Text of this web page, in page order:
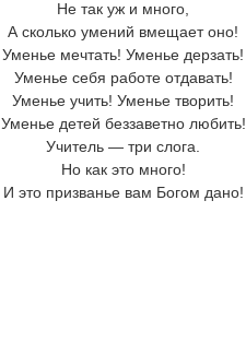
Не так уж и много,
А сколько умений вмещает оно!
Уменье мечтать! Уменье дерзать!
Уменье себя работе отдавать!
Уменье учить! Уменье творить!
Уменье детей беззаветно любить!
Учитель — три слога.
Но как это много!
И это призванье вам Богом дано!